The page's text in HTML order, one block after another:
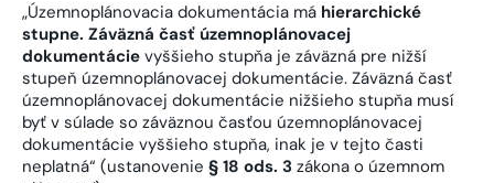
„Územnoplánovacia dokumentácia má hierarchické
stupne. Záväzná časť územnoplánovacej
dokumentácie vyššieho stupňa je záväzná pre nižší
stupeň územnoplánovacej dokumentácie. Záväzná časť
územnoplánovacej dokumentácie nižšieho stupňa musí
byť v súlade so záväznou časťou územnoplánovacej
dokumentácie vyššieho stupňa, inak je v tejto časti
neplatná“ (ustanovenie § 18 ods. 3 zákona o územnom